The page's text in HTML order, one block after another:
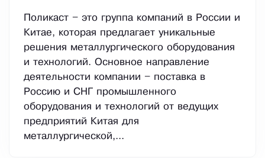
Поликаст – это группа компаний в России и
Китае, которая предлагает уникальные
решения металлургического оборудования
и технологий. Основное направление
деятельности компании – поставка в
Россию и СНГ промышленного
оборудования и технологий от ведущих
предприятий Китая для
металлургической,...